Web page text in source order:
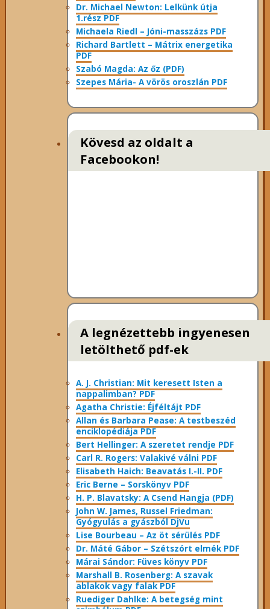
Dr. Michael Newton: Lelkünk útja
1.rész PDF
Michaela Riedl – Jóni-masszázs PDF
Richard Bartlett – Mátrix energetika
PDF
Szabó Magda: Az őz (PDF)
Szepes Mária- A vörös oroszlán PDF
Kövesd az oldalt a
Facebookon!
A legnézettebb ingyenesen
letölthető pdf-ek
A. J. Christian: Mit keresett Isten a
nappalimban? PDF
Agatha Christie: Éjféltájt PDF
Allan és Barbara Pease: A testbeszéd
enciklopédiája PDF
Bert Hellinger: A ​szeretet rendje PDF
Carl R. Rogers: Valakivé válni PDF
Elisabeth Haich: Beavatás I.-II. PDF
Eric Berne – Sorskönyv PDF
H. P. Blavatsky: A Csend Hangja (PDF)
John W. James, Russel Friedman:
Gyógyulás a gyászból DjVu
Lise Bourbeau – Az öt sérülés PDF
Dr. Máté Gábor – Szétszórt elmék PDF
Márai Sándor: Füves könyv PDF
Marshall B. Rosenberg: A szavak
ablakok vagy falak PDF
Ruediger Dahlke: A betegség mint